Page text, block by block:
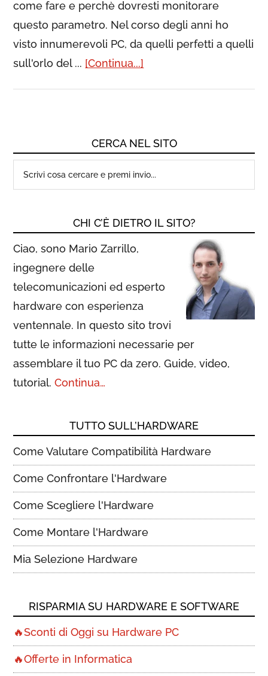
come fare e perchè dovresti monitorare
questo parametro. Nel corso degli anni ho
visto innumerevoli PC, da quelli perfetti a quelli
sull'orlo del ... [Continua...]
CERCA NEL SITO
CHI C’È DIETRO IL SITO?
Ciao, sono Mario Zarrillo,
ingegnere delle
telecomunicazioni ed esperto
hardware con esperienza
ventennale. In questo sito trovi
tutte le informazioni necessarie per
assemblare il tuo PC da zero. Guide, video,
tutorial.Continua…
TUTTO SULL’HARDWARE
Come Valutare Compatibilità Hardware
Come Confrontare l'Hardware
Come Scegliere l'Hardware
Come Montare l'Hardware
Mia Selezione Hardware
RISPARMIA SU HARDWARE E SOFTWARE
🔥Sconti di Oggi su Hardware PC
🔥Offerte in Informatica